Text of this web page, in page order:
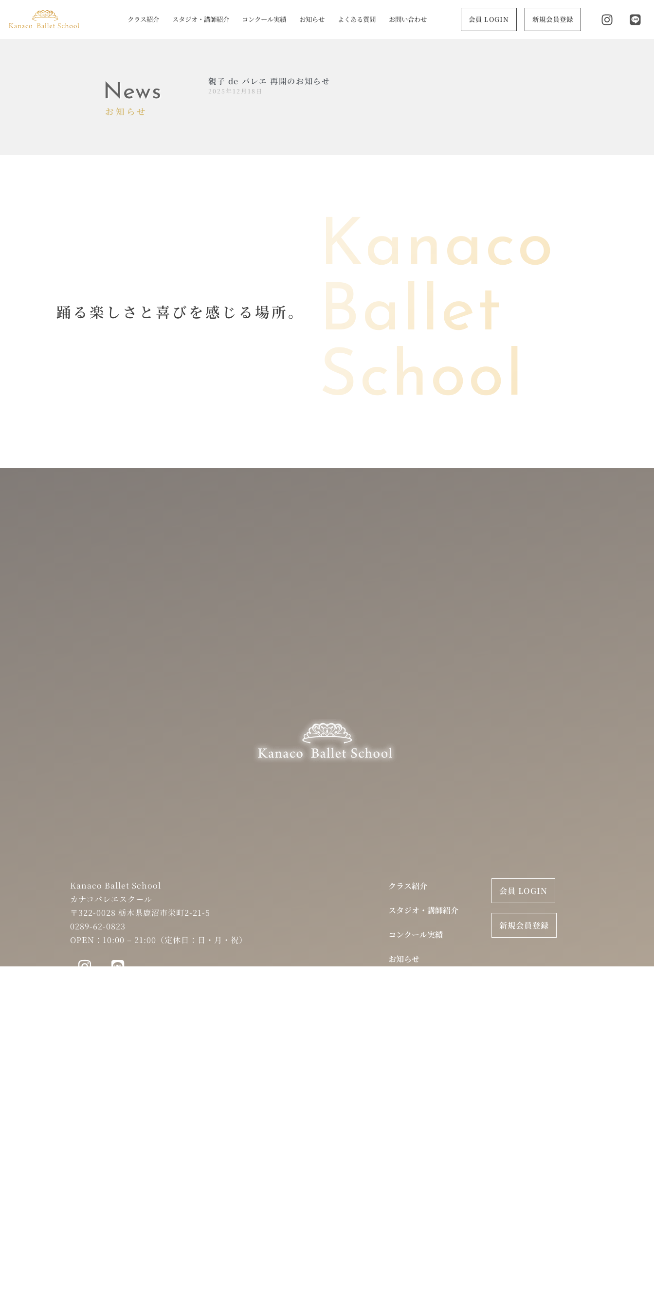
クラス紹介 スタジオ・講師紹介 コンクール実績 お知らせ よくある質問 お問い合わせ 会員 LOGIN 新規会員登録
News
お知らせ
親子 de バレエ 再開のお知らせ
2025年12月18日
踊 る 楽 し さ と 喜 びを感 じ る 場所。
Kanaco
Ballet
School
Kanaco Ballet School
カナコバレエスクール
〒322-0028 栃木県鹿沼市栄町2-21-5
0289-62-0823
OPEN：10:00 – 21:00（定休日：日・月・祝）
クラス紹介
スタジオ・講師紹介
コンクール実績
お知らせ
会員 LOGIN
新規会員登録